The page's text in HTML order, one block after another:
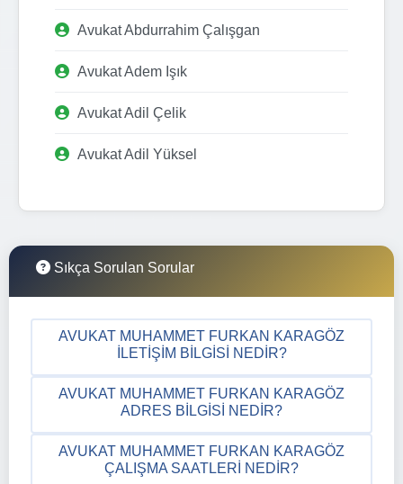
Avukat Abdurrahim Çalışgan
Avukat Adem Işık
Avukat Adil Çelik
Avukat Adil Yüksel
Sıkça Sorulan Sorular
AVUKAT MUHAMMET FURKAN KARAGÖZ
İLETIŞIM BILGISI NEDIR?
AVUKAT MUHAMMET FURKAN KARAGÖZ
ADRES BILGISI NEDIR?
AVUKAT MUHAMMET FURKAN KARAGÖZ
ÇALIŞMA SAATLERI NEDIR?